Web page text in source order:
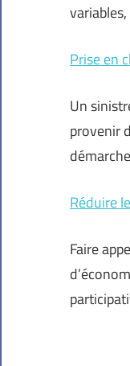
Prise en
Un
provenir
Réduire
Faire